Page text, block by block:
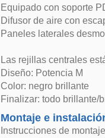
Equipado con soporte
Difusor de aire con
Paneles laterales
Las rejillas centrales
Diseño: Potencia M
Color: negro brillante
Finalizar: todo brillante/
Montaje e
Instrucciones de